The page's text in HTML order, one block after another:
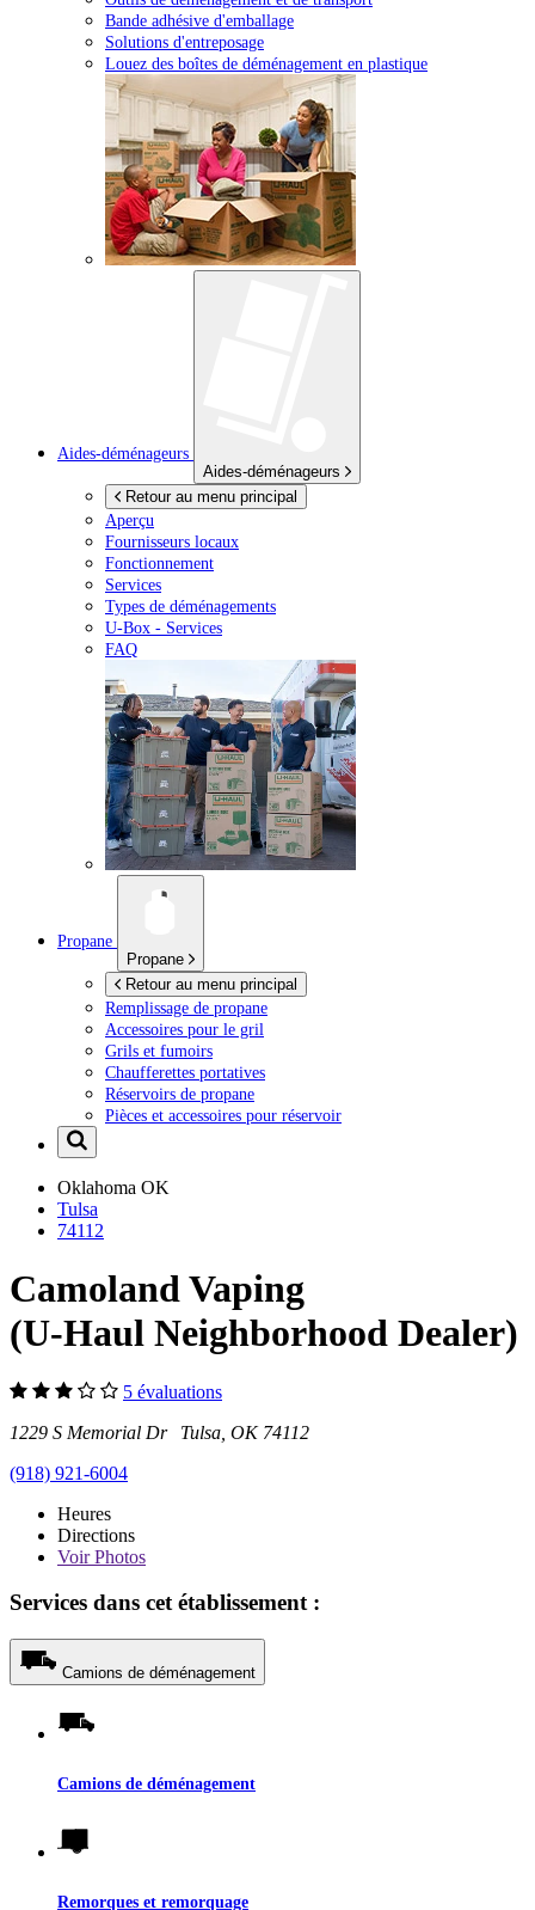
Bande adhésive d'emballage
Solutions d'entreposage
Louez des boîtes de déménagement en plastique
Aides-déménageurs
Aides-déménageurs
Retour au menu principal
Aperçu
Fournisseurs locaux
Fonctionnement
Services
Types de déménagements
U-Box - Services
FAQ
Propane
Propane
Retour au menu principal
Remplissage de propane
Accessoires pour le gril
Grils et fumoirs
Chaufferettes portatives
Réservoirs de propane
Pièces et accessoires pour réservoir
Oklahoma OK
Tulsa
74112
Camoland Vaping
(U-Haul Neighborhood Dealer)
5 évaluations
1229 S Memorial Dr Tulsa, OK 74112
(918) 921-6004
Heures
Directions
VoirPhotos
Services dans cet établissement :
Camions de déménagement
Camions de déménagement
Remorques et remorquage